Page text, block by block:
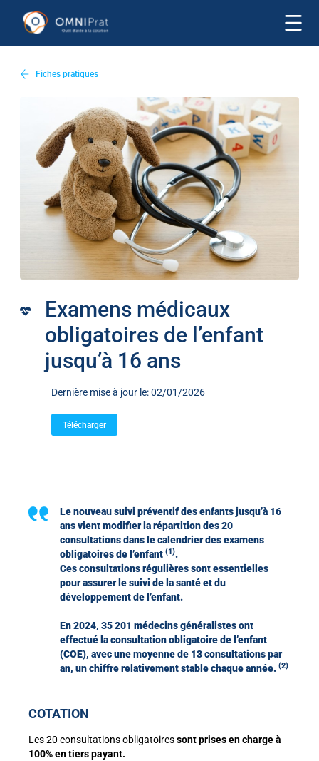
Fiches pratiques
Examens médicaux
obligatoires de l’enfant
jusqu’à 16 ans
Dernière mise à jour le: 02/01/2026
Télécharger
Le nouveau suivi préventif des enfants jusqu’à 16
ans vient modifier la répartition des 20
consultations dans le calendrier des examens
obligatoires de l’enfant (1).
Ces consultations régulières sont essentielles
pour assurer le suivi de la santé et du
développement de l’enfant.
En 2024, 35 201 médecins généralistes ont
effectué la consultation obligatoire de l’enfant
(COE), avec une moyenne de 13 consultations par
an, un chiffre relativement stable chaque année. (2)
COTATION
Les 20 consultations obligatoiressont prises en charge à
100% en tiers payant.